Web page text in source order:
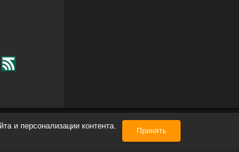
и персонализации контента.
Принять